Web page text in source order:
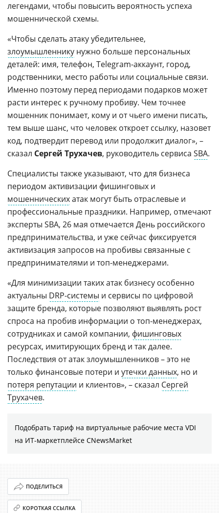
легендами, чтобы повысить вероятность успеха
мошеннической схемы.
«Чтобы сделать атаку убедительнее,
злоумышленнику нужно больше персональных
деталей: имя, телефон, Telegram-аккаунт, город,
родственники, место работы или социальные связи.
Именно поэтому перед периодами подарков может
расти интерес к ручному пробиву. Чем точнее
мошенник понимает, кому и от чьего имени писать,
тем выше шанс, что человек откроет ссылку, назовет
код, подтвердит перевод или продолжит диалог», –
сказал Сергей Трухачев, руководитель сервиса SBA.
Специалисты также указывают, что для бизнеса
периодом активизации фишинговых и
мошенническихатак могут быть отраслевые и
профессиональные праздники. Например, отмечают
эксперты SBA, 26 мая отмечается День российского
предпринимательства, и уже сейчас фиксируется
активизация запросов на пробивы связанные с
предпринимателями и топ-менеджерами.
«Для минимизации таких атак бизнесу особенно
актуальны DRP-системы и сервисы по цифровой
защите бренда, которые позволяют выявлять рост
спроса на пробив информации о топ-менеджерах,
сотрудниках и самой компании, фишинговых
ресурсах, имитирующих бренд и так далее.
Последствия от атак злоумышленников – это не
только финансовые потери и утечки данных, но и
потеря репутации и клиентов», – сказал Сергей
Трухачев.
Подобрать тариф на виртуальные рабочие места VDI
на ИТ-маркетплейсе CNewsMarket
ПОДЕЛИТЬСЯ
КОРОТКАЯ ССЫЛКА